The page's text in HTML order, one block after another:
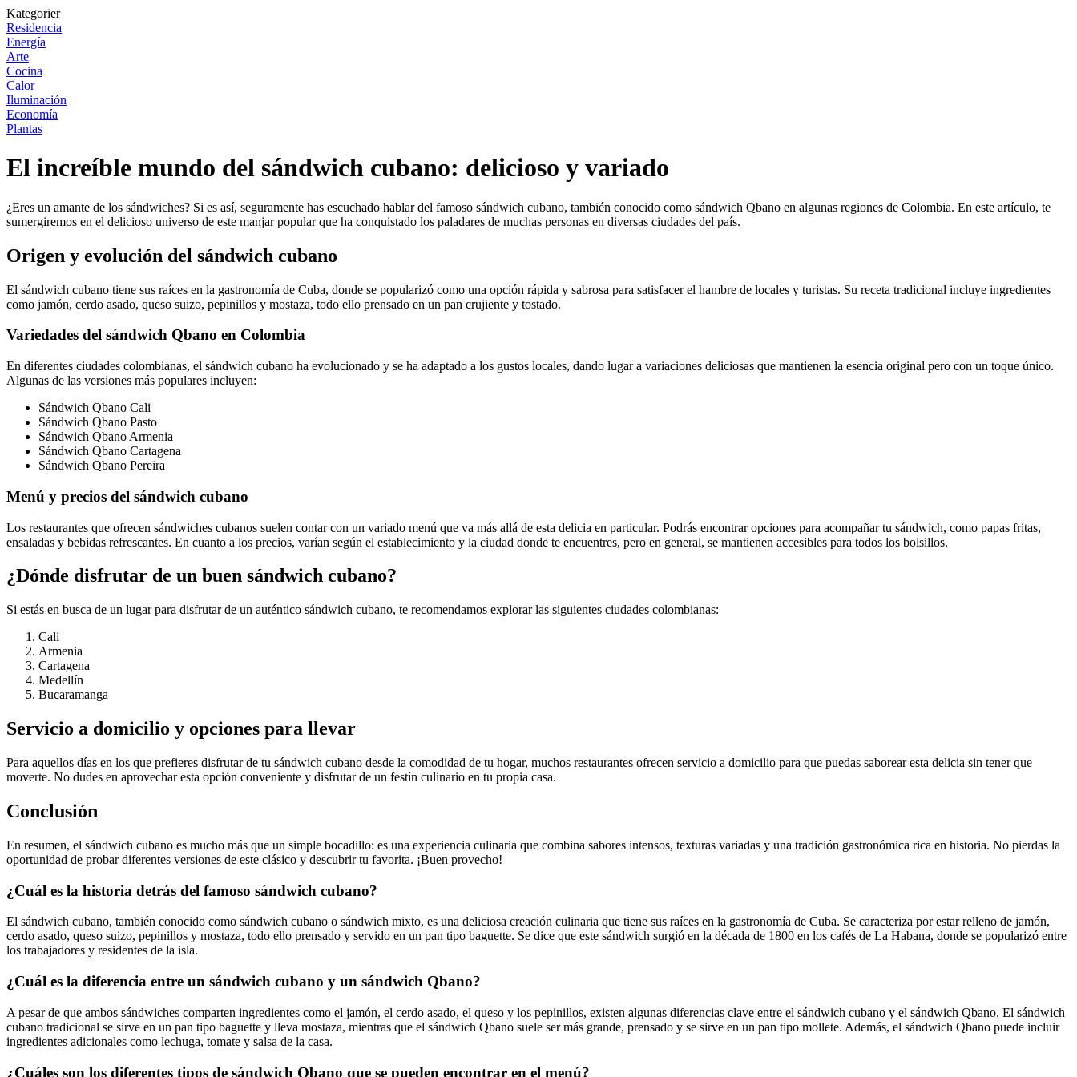
Kategorier
Residencia
Energía
Arte
Cocina
Calor
Iluminación
Economía
Plantas
El increíble mundo del sándwich cubano: delicioso y variado
¿Eres un amante de los sándwiches? Si es así, seguramente has escuchado hablar del famoso sándwich cubano, también conocido como sándwich Qbano en algunas regiones de Colombia. En este artículo, te
sumergiremos en el delicioso universo de este manjar popular que ha conquistado los paladares de muchas personas en diversas ciudades del país.
Origen y evolución del sándwich cubano
El sándwich cubano tiene sus raíces en la gastronomía de Cuba, donde se popularizó como una opción rápida y sabrosa para satisfacer el hambre de locales y turistas. Su receta tradicional incluye ingredientes
como jamón, cerdo asado, queso suizo, pepinillos y mostaza, todo ello prensado en un pan crujiente y tostado.
Variedades del sándwich Qbano en Colombia
En diferentes ciudades colombianas, el sándwich cubano ha evolucionado y se ha adaptado a los gustos locales, dando lugar a variaciones deliciosas que mantienen la esencia original pero con un toque único.
Algunas de las versiones más populares incluyen:
Sándwich Qbano Cali
Sándwich Qbano Pasto
Sándwich Qbano Armenia
Sándwich Qbano Cartagena
Sándwich Qbano Pereira
Menú y precios del sándwich cubano
Los restaurantes que ofrecen sándwiches cubanos suelen contar con un variado menú que va más allá de esta delicia en particular. Podrás encontrar opciones para acompañar tu sándwich, como papas fritas,
ensaladas y bebidas refrescantes. En cuanto a los precios, varían según el establecimiento y la ciudad donde te encuentres, pero en general, se mantienen accesibles para todos los bolsillos.
¿Dónde disfrutar de un buen sándwich cubano?
Si estás en busca de un lugar para disfrutar de un auténtico sándwich cubano, te recomendamos explorar las siguientes ciudades colombianas:
Cali
Armenia
Cartagena
Medellín
Bucaramanga
Servicio a domicilio y opciones para llevar
Para aquellos días en los que prefieres disfrutar de tu sándwich cubano desde la comodidad de tu hogar, muchos restaurantes ofrecen servicio a domicilio para que puedas saborear esta delicia sin tener que
moverte. No dudes en aprovechar esta opción conveniente y disfrutar de un festín culinario en tu propia casa.
Conclusión
En resumen, el sándwich cubano es mucho más que un simple bocadillo: es una experiencia culinaria que combina sabores intensos, texturas variadas y una tradición gastronómica rica en historia. No pierdas la
oportunidad de probar diferentes versiones de este clásico y descubrir tu favorita. ¡Buen provecho!
¿Cuál es la historia detrás del famoso sándwich cubano?
El sándwich cubano, también conocido como sándwich cubano o sándwich mixto, es una deliciosa creación culinaria que tiene sus raíces en la gastronomía de Cuba. Se caracteriza por estar relleno de jamón,
cerdo asado, queso suizo, pepinillos y mostaza, todo ello prensado y servido en un pan tipo baguette. Se dice que este sándwich surgió en la década de 1800 en los cafés de La Habana, donde se popularizó entre
los trabajadores y residentes de la isla.
¿Cuál es la diferencia entre un sándwich cubano y un sándwich Qbano?
A pesar de que ambos sándwiches comparten ingredientes como el jamón, el cerdo asado, el queso y los pepinillos, existen algunas diferencias clave entre el sándwich cubano y el sándwich Qbano. El sándwich
cubano tradicional se sirve en un pan tipo baguette y lleva mostaza, mientras que el sándwich Qbano suele ser más grande, prensado y se sirve en un pan tipo mollete. Además, el sándwich Qbano puede incluir
ingredientes adicionales como lechuga, tomate y salsa de la casa.
¿Cuáles son los diferentes tipos de sándwich Qbano que se pueden encontrar en el menú?